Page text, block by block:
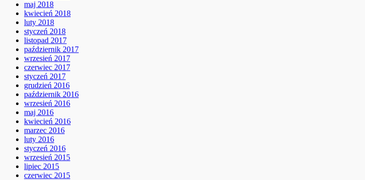
maj 2018
kwiecień 2018
luty 2018
styczeń 2018
listopad 2017
październik 2017
wrzesień 2017
czerwiec 2017
styczeń 2017
grudzień 2016
październik 2016
wrzesień 2016
maj 2016
kwiecień 2016
marzec 2016
luty 2016
styczeń 2016
wrzesień 2015
lipiec 2015
czerwiec 2015